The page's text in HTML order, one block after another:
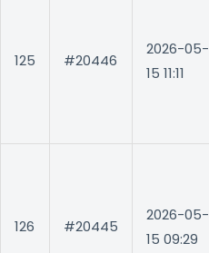
125 #20446
2026-05-
15 11:11
126 #20445
2026-05-
15 09:29